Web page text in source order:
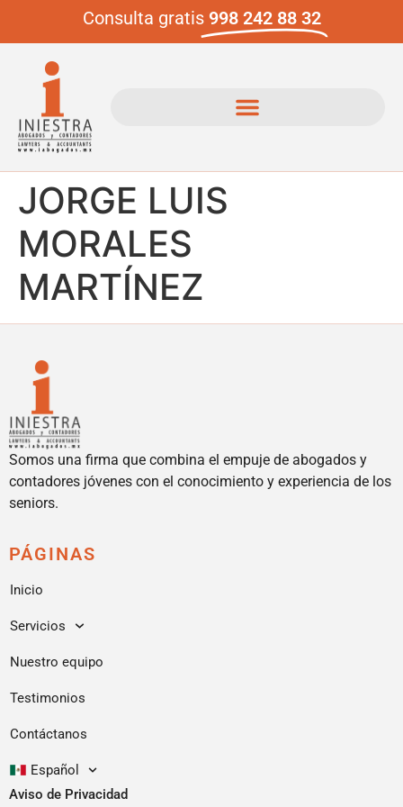
Consulta gratis 998 242 88 32
JORGE LUIS
MORALES
MARTÍNEZ
Somos una firma que combina el empuje de abogados y
contadores jóvenes con el conocimiento y experiencia de los
seniors.
PÁGINAS
Inicio
Servicios
Nuestro equipo
Testimonios
Contáctanos
Español
Aviso de Privacidad